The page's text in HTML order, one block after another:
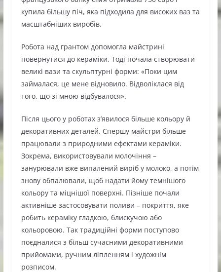
купила більшу піч, яка підходила для високих ваз та
масштабніших виробів.
Робота над грантом допомогла майстрині
повернутися до кераміки. Тоді почала створювати
великі вази та скульптурні форми: «Поки цим
займалася, це мене відновило. Відволіклася від
того, що зі мною відбувалося».
Після цього у роботах з’явилося більше кольору й
декоративних деталей. Спершу майстри більше
працювали з природними ефектами кераміки.
Зокрема, використовували молочіння –
занурювали вже випалений виріб у молоко, а потім
знову обпалювали, щоб надати йому темнішого
кольору та міцнішої поверхні. Пізніше почали
активніше застосовувати поливи – покриття, яке
робить кераміку гладкою, блискучою або
кольоровою. Так традиційні форми поступово
поєдналися з більш сучасними декоративними
прийомами, ручним ліпленням і художнім
розписом.